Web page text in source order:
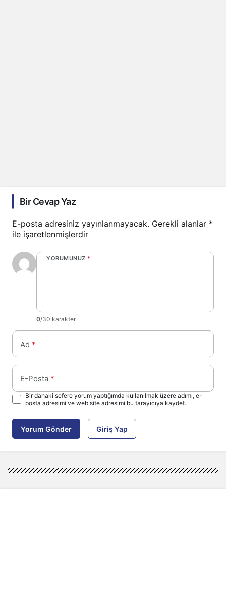
Bir Cevap Yaz
E-posta adresiniz yayınlanmayacak. Gerekli alanlar *
ile işaretlenmişlerdir
YORUMUNUZ *
0/30 karakter
Ad *
E-Posta *
Bir dahaki sefere yorum yaptığımda kullanılmak üzere adımı, e-
posta adresimi ve web site adresimi bu tarayıcıya kaydet.
Yorum Gönder Giriş Yap